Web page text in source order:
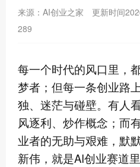
来源：AI创业之家 更新时间
289
每一个时代的风口里，
梦者；但每一条创业路
独、迷茫与碰壁。有人
风逐利、炒作概念；而
业者的无助与艰难，默
新伟，就是AI创业赛道